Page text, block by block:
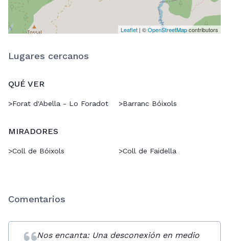
Leaflet | ©OpenStreetMapcontributors
Lugares cercanos
QUÉ VER
>Forat d'Abella - Lo Foradot >Barranc Bóixols
MIRADORES
>Coll de Bóixols >Coll de Faidella
Comentarios
Nos encanta: Una desconexión en medio